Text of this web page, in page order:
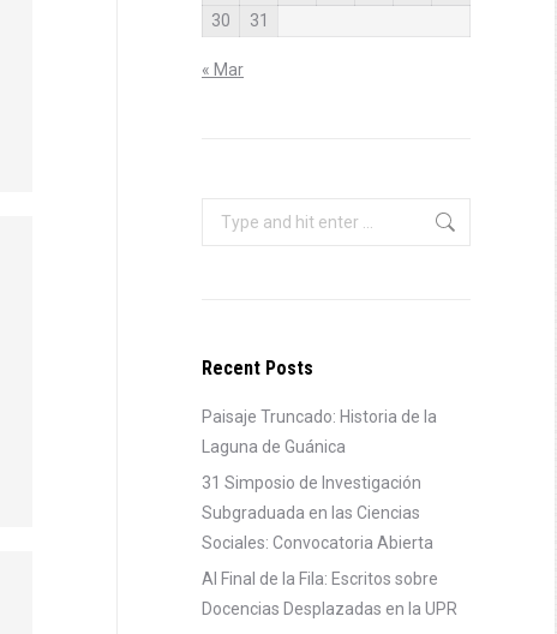
30
31
« Mar
Search:
Recent Posts
Paisaje Truncado: Historia de la
Laguna de Guánica
31 Simposio de Investigación
Subgraduada en las Ciencias
Sociales: Convocatoria Abierta
Al Final de la Fila: Escritos sobre
Docencias Desplazadas en la UPR